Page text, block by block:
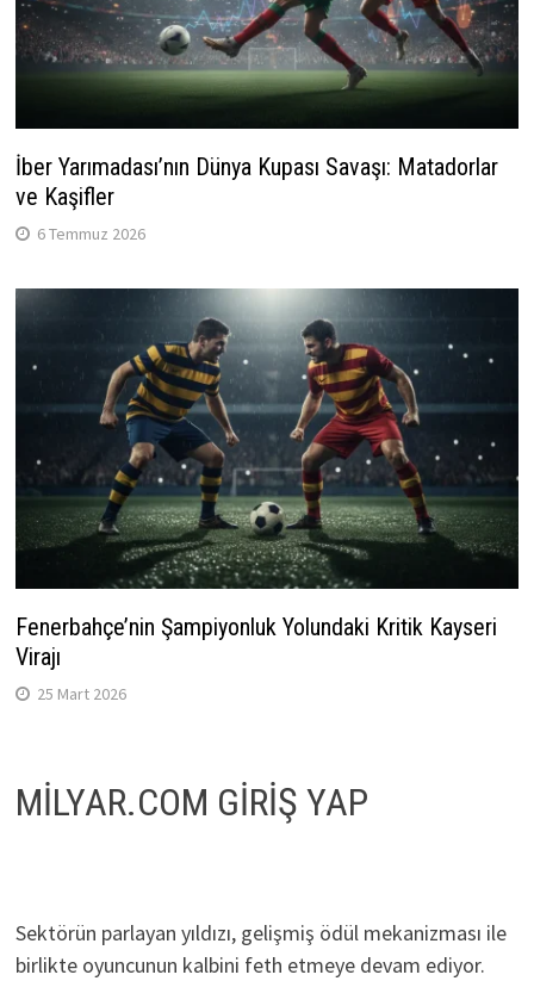
İber Yarımadası’nın Dünya Kupası Savaşı: Matadorlar
ve Kaşifler
6 Temmuz 2026
Fenerbahçe’nin Şampiyonluk Yolundaki Kritik Kayseri
Virajı
25 Mart 2026
MİLYAR.COM GİRİŞ YAP
Sektörün parlayan yıldızı, gelişmiş ödül mekanizması ile
birlikte oyuncunun kalbini feth etmeye devam ediyor.